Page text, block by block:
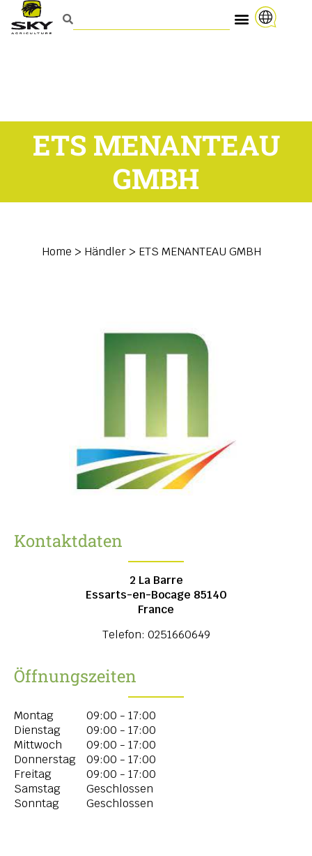
ETS MENANTEAU
GMBH
Home > Händler > ETS MENANTEAU GMBH
Kontaktdaten
2 La Barre
Essarts-en-Bocage 85140
France
Telefon: 0251660649
Öffnungszeiten
Montag
09:00 - 17:00
Dienstag
09:00 - 17:00
Mittwoch
09:00 - 17:00
Donnerstag
09:00 - 17:00
Freitag
09:00 - 17:00
Samstag
Geschlossen
Sonntag
Geschlossen